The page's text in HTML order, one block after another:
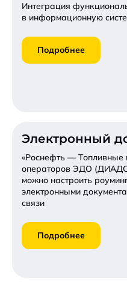
Интеграция
в информационную
Подробнее
Электронный
«Роснефть — Топливные
операторов ЭДО
можно настроить
электронными
связи
Подробнее